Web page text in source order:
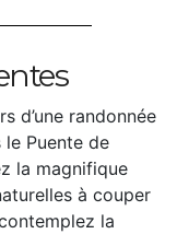
d’une randonnée
Puente de
la magnifique
à couper
la